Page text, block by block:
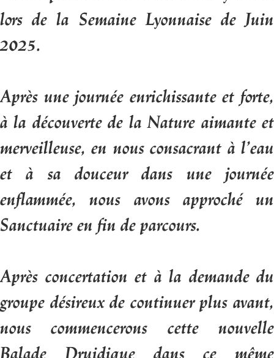
lors de la Semaine Lyonnaise de Juin
2025.
Après une journée enrichissante et forte,
à la découverte de la Nature aimante et
merveilleuse, en nous consacrant à l’eau
et à sa douceur dans une journée
enflammée, nous avons approché un
Sanctuaire en fin de parcours.
Après concertation et à la demande du
groupe désireux de continuer plus avant,
nous commencerons cette nouvelle
Balade Druidique dans ce même